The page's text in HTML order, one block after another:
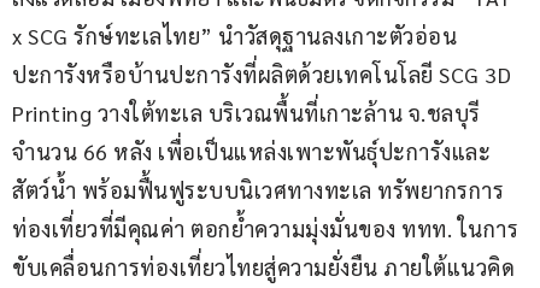
x SCG รักษ์ทะเลไทย” นำวัสดุฐานลงเกาะตัวอ่อน
ปะการังหรือบ้านปะการังที่ผลิตด้วยเทคโนโลยี SCG 3D
Printing วางใต้ทะเล บริเวณพื้นที่เกาะล้าน จ.ชลบุรี
จำนวน 66 หลัง เพื่อเป็นแหล่งเพาะพันธุ์ปะการังและ
สัตว์น้ำ พร้อมฟื้นฟูระบบนิเวศทางทะเล ทรัพยากรการ
ท่องเที่ยวที่มีคุณค่า ตอกย้ำความมุ่งมั่นของ ททท. ในการ
ขับเคลื่อนการท่องเที่ยวไทยสู่ความยั่งยืน ภายใต้แนวคิด